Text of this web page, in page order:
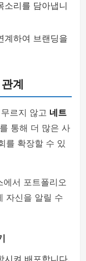
소리를 담아냅니
계하여 브랜딩을
계
르지 않고 네트
통해 더 많은 사
를 확장할 수 있
에서 포트폴리오
자신을 알릴 수
시켜 배포합니다.